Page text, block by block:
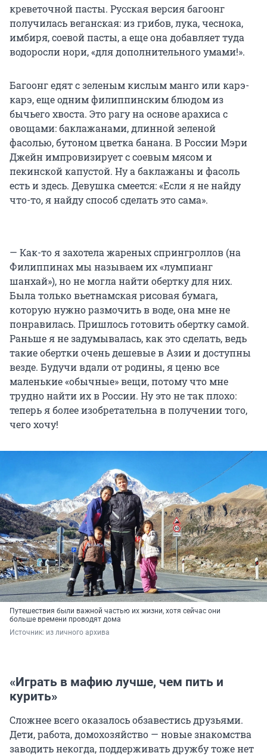
креветочной пасты. Русская версия багоонг
получилась веганская: из грибов, лука, чеснока,
имбиря, соевой пасты, а еще она добавляет туда
водоросли нори, «для дополнительного умами!».
Багоонг едят с зеленым кислым манго или карэ-
карэ, еще одним филиппинским блюдом из
бычьего хвоста. Это рагу на основе арахиса с
овощами: баклажанами, длинной зеленой
фасолью, бутоном цветка банана. В России Мэри
Джейн импровизирует с соевым мясом и
пекинской капустой. Ну а баклажаны и фасоль
есть и здесь. Девушка смеется: «Если я не найду
что-то, я найду способ сделать это сама».
— Как-то я захотела жареных спрингроллов (на
Филиппинах мы называем их «лумпианг
шанхай»), но не могла найти обертку для них.
Была только вьетнамская рисовая бумага,
которую нужно размочить в воде, она мне не
понравилась. Пришлось готовить обертку самой.
Раньше я не задумывалась, как это сделать, ведь
такие обертки очень дешевые в Азии и доступны
везде. Будучи вдали от родины, я ценю все
маленькие «обычные» вещи, потому что мне
трудно найти их в России. Ну это не так плохо:
теперь я более изобретательна в получении того,
чего хочу!
Путешествия были важной частью их жизни, хотя сейчас они
больше времени проводят дома
Источник: из личного архива
«Играть в мафию лучше, чем пить и
курить»
Сложнее всего оказалось обзавестись друзьями.
Дети, работа, домохозяйство — новые знакомства
заводить некогда, поддерживать дружбу тоже нет